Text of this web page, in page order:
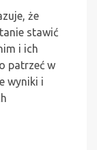
że
stawić
i ich
patrzeć w
wyniki i